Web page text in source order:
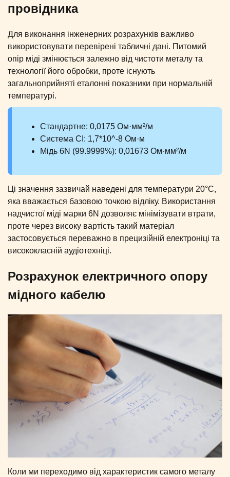
провідника
Для виконання інженерних розрахунків важливо
використовувати перевірені табличні дані. Питомий
опір міді змінюється залежно від чистоти металу та
технології його обробки, проте існують
загальноприйняті еталонні показники при нормальній
температурі.
Стандартне: 0,0175 Ом·мм²/м
Система СІ: 1,7*10^-8 Ом·м
Мідь 6N (99.9999%): 0,01673 Ом·мм²/м
Ці значення зазвичай наведені для температури 20°C,
яка вважається базовою точкою відліку. Використання
надчистої міді марки 6N дозволяє мінімізувати втрати,
проте через високу вартість такий матеріал
застосовується переважно в прецизійній електроніці та
висококласній аудіотехніці.
Розрахунок електричного опору
мідного кабелю
Коли ми переходимо від характеристик самого металу